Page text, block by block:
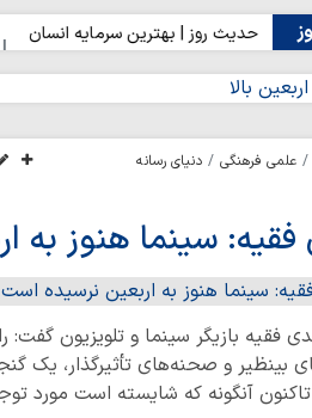
روز | بهترین سرمایه انسان حدیث
علمی فرهنگی دنیای رسانه
سینما هنوز به
فقیه بازیگر سینما و تلویزیون گفت:
بینظیر و صحنه‌های تأثیرگذار، یک
آنگونه که شایسته است مورد